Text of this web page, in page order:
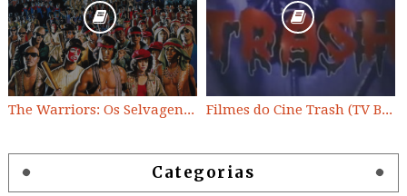
The Warriors: Os Selvagens da Noite Filmes do Cine Trash (TV BAND)
Categorias